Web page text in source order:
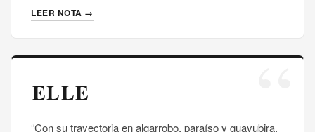
LEER NOTA →
Con su trayectoria en algarrobo, paraíso y guayubira,